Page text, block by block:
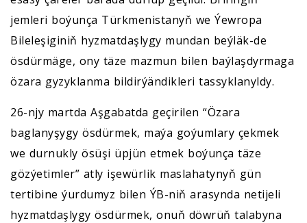
jemleri boýunça Türkmenistanyň we Ýewropa
Bileleşiginiň hyzmatdaşlygy mundan beýläk-de
ösdürmäge, ony täze mazmun bilen baýlaşdyrmaga
özara gyzyklanma bildirýändikleri tassyklanyldy.
26-njy martda Aşgabatda geçirilen “Özara
baglanyşygy ösdürmek, maýa goýumlary çekmek
we durnukly ösüşi üpjün etmek boýunça täze
gözýetimler” atly işewürlik maslahatynyň gün
tertibine ýurdumyz bilen ÝB-niň arasynda netijeli
hyzmatdaşlygy ösdürmek, onuň döwrüň talabyna